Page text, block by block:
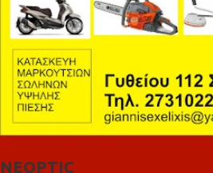
NEOPTIC